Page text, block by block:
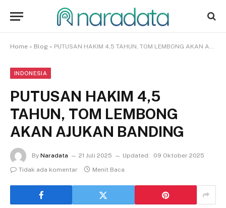
Home » Blog » PUTUSAN HAKIM 4,5 TAHUN, TOM LEMBONG AKAN AJUKAN BANDING
INDONESIA
PUTUSAN HAKIM 4,5
TAHUN, TOM LEMBONG
AKAN AJUKAN BANDING
By Naradata 21 Juli 2025 Updated:
09 Oktober 2025
Tidak ada komentar
Menit Baca